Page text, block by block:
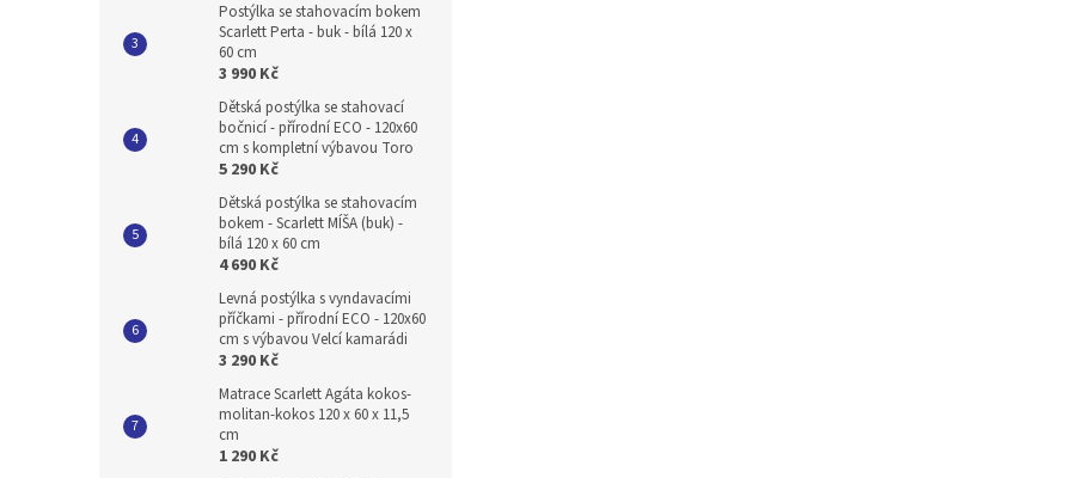
Postýlka se stahovacím bokem
Scarlett Perta - buk - bílá 120 x
60 cm
3 990 Kč
Dětská postýlka se stahovací
bočnicí - přírodní ECO - 120x60
cm s kompletní výbavou Toro
5 290 Kč
Dětská postýlka se stahovacím
bokem - Scarlett MÍŠA (buk) -
bílá 120 x 60 cm
4 690 Kč
Levná postýlka s vyndavacími
příčkami - přírodní ECO - 120x60
cm s výbavou Velcí kamarádi
3 290 Kč
Matrace Scarlett Agáta kokos-
molitan-kokos 120 x 60 x 11,5
cm
1 290 Kč